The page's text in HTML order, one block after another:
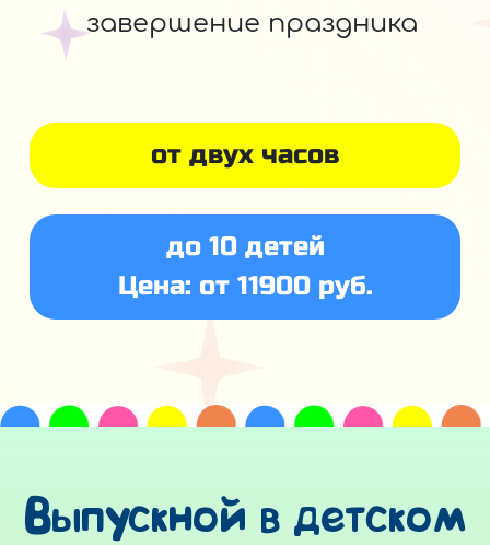
от двух часов
до 10 детей
Цена: от 11900 руб.
завершение праздника
Выпускной в детском